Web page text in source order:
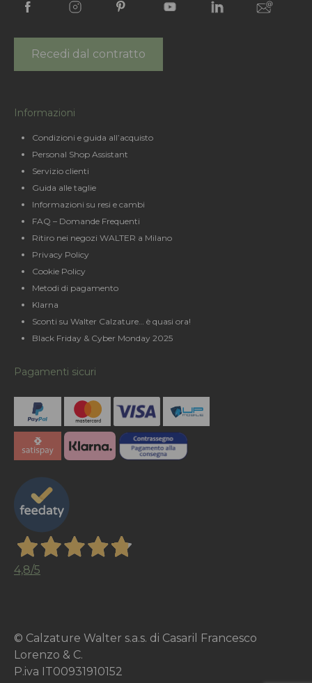
Recedi dal contratto
Informazioni
Condizioni e guida all’acquisto
Personal Shop Assistant
Servizio clienti
Guida alle taglie
Informazioni su resi e cambi
FAQ – Domande Frequenti
Ritiro nei negozi WALTER a Milano
Privacy Policy
Cookie Policy
Metodi di pagamento
Klarna
Sconti su Walter Calzature… è quasi ora!
Black Friday & Cyber Monday 2025
Pagamenti sicuri
4,8/5
© Calzature Walter s.a.s. di Casaril Francesco
Lorenzo & C.
P.iva IT00931910152